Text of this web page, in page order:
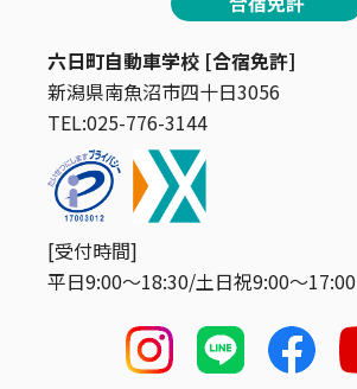
六日町自動車学校 [合宿免許]
新潟県南魚沼市四十日3056
TEL:025-776-3144
[受付時間]
平日9:00〜18:30/土日祝9:00〜17:00